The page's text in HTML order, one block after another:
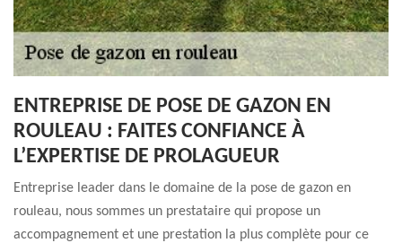
ENTREPRISE DE POSE DE GAZON EN
ROULEAU : FAITES CONFIANCE À
L’EXPERTISE DE PROLAGUEUR
Entreprise leader dans le domaine de la pose de gazon en
rouleau, nous sommes un prestataire qui propose un
accompagnement et une prestation la plus complète pour ce